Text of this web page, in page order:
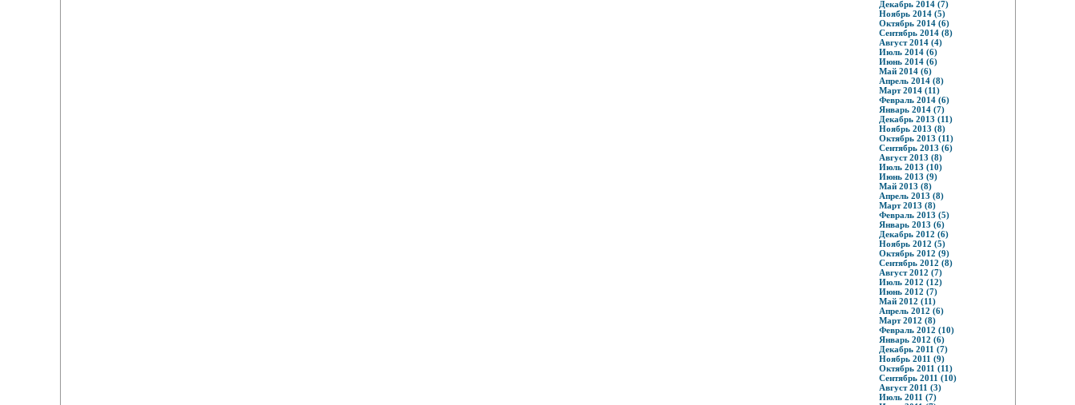
Декабрь 2014 (7)
Ноябрь 2014 (5)
Октябрь 2014 (6)
Сентябрь 2014 (8)
Август 2014 (4)
Июль 2014 (6)
Июнь 2014 (6)
Май 2014 (6)
Апрель 2014 (8)
Март 2014 (11)
Февраль 2014 (6)
Январь 2014 (7)
Декабрь 2013 (11)
Ноябрь 2013 (8)
Октябрь 2013 (11)
Сентябрь 2013 (6)
Август 2013 (8)
Июль 2013 (10)
Июнь 2013 (9)
Май 2013 (8)
Апрель 2013 (8)
Март 2013 (8)
Февраль 2013 (5)
Январь 2013 (6)
Декабрь 2012 (6)
Ноябрь 2012 (5)
Октябрь 2012 (9)
Сентябрь 2012 (8)
Август 2012 (7)
Июль 2012 (12)
Июнь 2012 (7)
Май 2012 (11)
Апрель 2012 (6)
Март 2012 (8)
Февраль 2012 (10)
Январь 2012 (6)
Декабрь 2011 (7)
Ноябрь 2011 (9)
Октябрь 2011 (11)
Сентябрь 2011 (10)
Август 2011 (3)
Июль 2011 (7)